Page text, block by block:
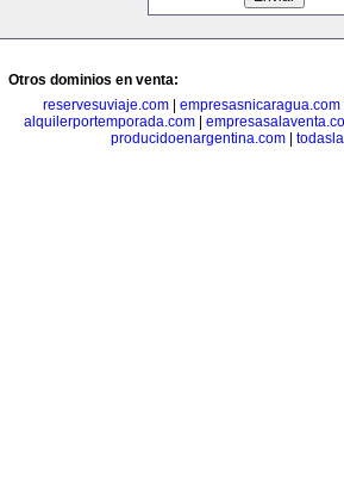
Otros dominios en venta:
reservesuviaje.com| empresasnicaragua.com
alquilerportemporada.com
producidoenargentina.com